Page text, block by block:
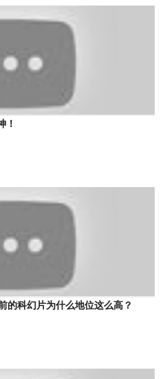
！
的科幻片为什么地位这么高？